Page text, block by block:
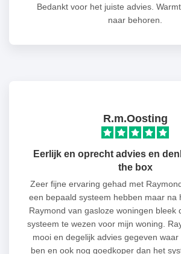
Bedankt voor het juiste advies.
naar behoren.
R.m.Oosting
Eerlijk en oprecht advies en
the box
Zeer fijne ervaring gehad met
een bepaald systeem hebben maar na
Raymond van gasloze woningen bleek
systeem te wezen voor mijn woning.
mooi en degelijk advies gegeven
ben en ook nog goedkoper dan het